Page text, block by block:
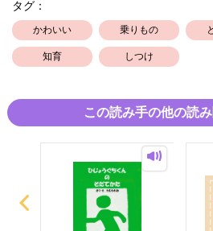
てしまうんです！
★ ★ ★ ★ ★
うちの子がまだヨチヨチ歩きだったこ
その子が学ランを着だした今更、スト
描き起こしました。
まだヨチヨチ歩きの小さな子どもたち
タグ：
かわいい 乗りもの
知育 しつけ
この読み手の他の読